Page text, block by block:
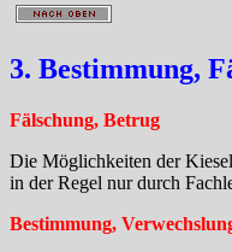
3. Bestimmung,
Fälschung, Betrug
Die Möglichkeiten der
in der Regel nur durch
Bestimmung,